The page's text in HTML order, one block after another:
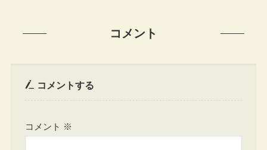
コメント
コメントする
コメント ※